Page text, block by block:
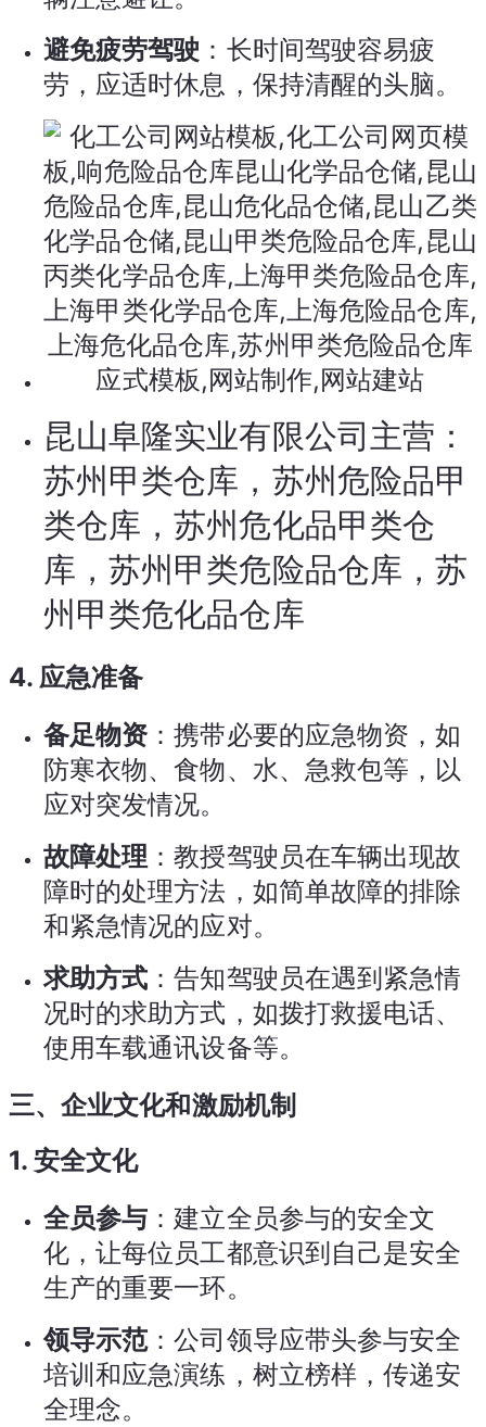
避免疲劳驾驶 ：长时间驾驶容易疲
劳，应适时休息，保持清醒的头脑。
昆山阜隆实业有限公司主营：
苏州甲类仓库，苏州危险品甲
类仓库，苏州危化品甲类仓
库，苏州甲类危险品仓库，苏
州甲类危化品仓库
4. 应急准备
备足物资 ：携带必要的应急物资，如
防寒衣物、食物、水、急救包等，以
应对突发情况。
故障处理 ：教授驾驶员在车辆出现故
障时的处理方法，如简单故障的排除
和紧急情况的应对。
求助方式 ：告知驾驶员在遇到紧急情
况时的求助方式，如拨打救援电话、
使用车载通讯设备等。
三、企业文化和激励机制
1. 安全文化
全员参与 ：建立全员参与的安全文
化，让每位员工都意识到自己是安全
生产的重要一环。
领导示范：公司领导应带头参与安全
培训和应急演练，树立榜样，传递安
全理念。